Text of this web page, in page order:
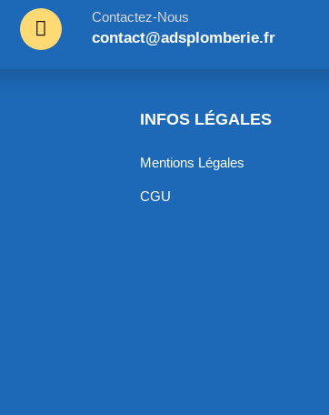
Contactez-Nous
contact@adsplomberie.fr
INFOS LÉGALES
Mentions Légales
CGU